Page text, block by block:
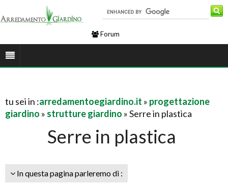
Forum
tu sei in :arredamentoegiardino.it » progettazione
giardino » strutture giardino » Serre in plastica
Serre in plastica
In questa pagina parleremo di :